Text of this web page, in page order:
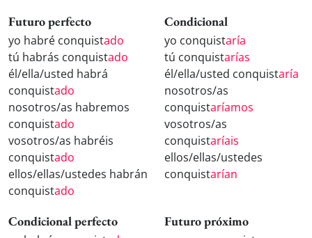
Futuro perfecto
yo habré conquistado
tú habrás conquistado
él/ella/usted habrá
conquistado
nosotros/as habremos
conquistado
vosotros/as habréis
conquistado
ellos/ellas/ustedes habrán
conquistado
Condicional
yo conquistaría
tú conquistarías
él/ella/usted conquistaría
nosotros/as
conquistaríamos
vosotros/as
conquistaríais
ellos/ellas/ustedes
conquistarían
Condicional perfecto Futuro próximo